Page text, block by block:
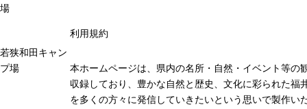
場
若狭和田キャン
プ場
利用規約
本ホームページは、県内の名所・自然・イベント等の
収録しており、豊かな自然と歴史、文化に彩られた福
を多くの方々に発信していきたいという思いで製作い